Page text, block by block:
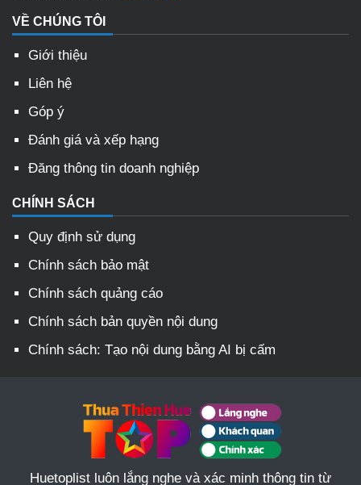
VỀ CHÚNG TÔI
Giới thiệu
Liên hệ
Góp ý
Đánh giá và xếp hạng
Đăng thông tin doanh nghiệp
CHÍNH SÁCH
Quy định sử dụng
Chính sách bảo mật
Chính sách quảng cáo
Chính sách bản quyền nội dung
Chính sách: Tạo nội dung bằng AI bị cấm
Huetoplist luôn lắng nghe và xác minh thông tin từ